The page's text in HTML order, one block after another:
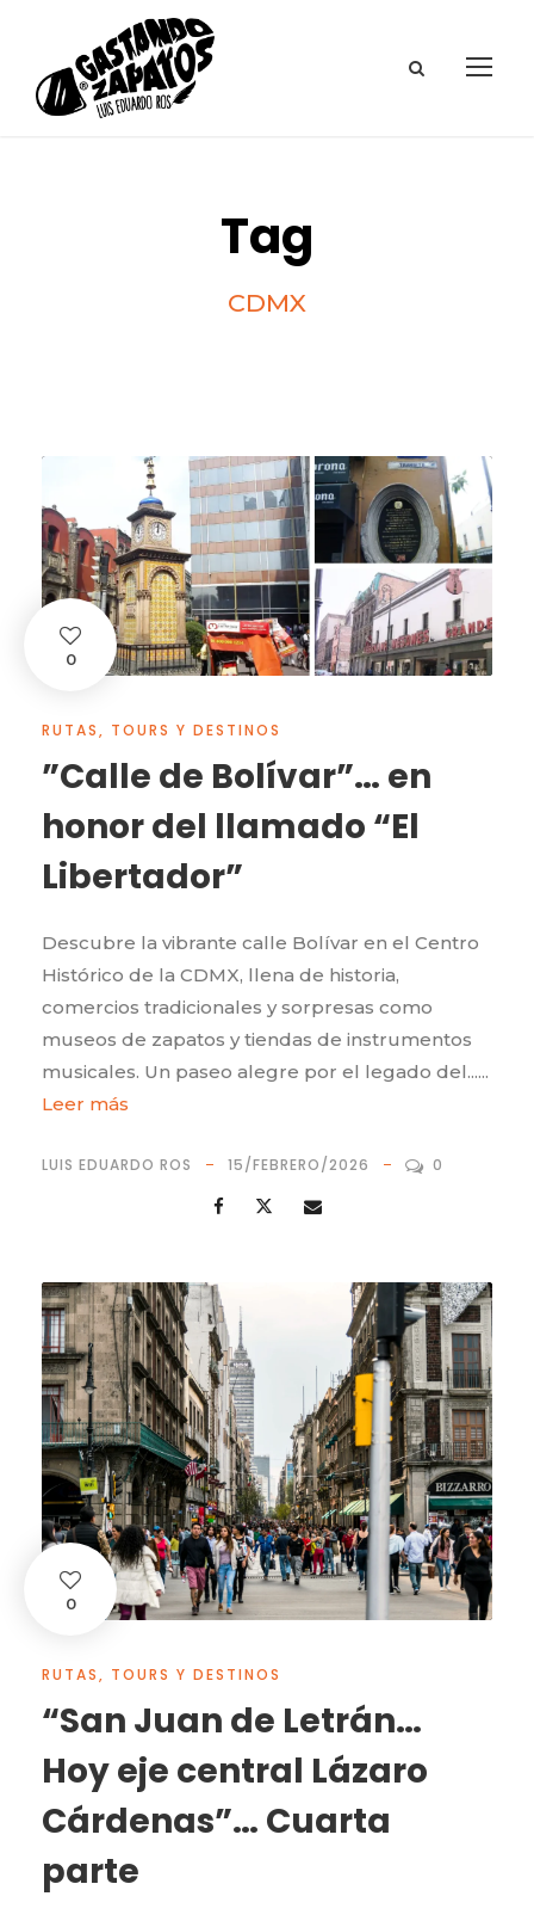
Tag
CDMX
0
RUTAS, TOURS Y DESTINOS
”Calle de Bolívar”… en
honor del llamado “El
Libertador”
Descubre la vibrante calle Bolívar en el Centro
Histórico de la CDMX, llena de historia,
comercios tradicionales y sorpresas como
museos de zapatos y tiendas de instrumentos
musicales. Un paseo alegre por el legado del......
Leer más
LUIS EDUARDO ROS 15/FEBRERO/2026 0
0
RUTAS, TOURS Y DESTINOS
“San Juan de Letrán…
Hoy eje central Lázaro
Cárdenas”… Cuarta
parte